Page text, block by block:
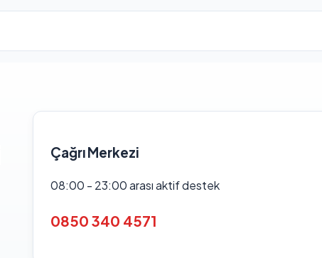
Çağrı Merkezi
08:00 - 23:00 arası aktif destek
0850 340 4571